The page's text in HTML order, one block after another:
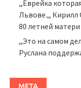
,,Еврейка
Львове.,, Кирилл
80 летней матери
,,Это на самом
Руслана
МЕТА